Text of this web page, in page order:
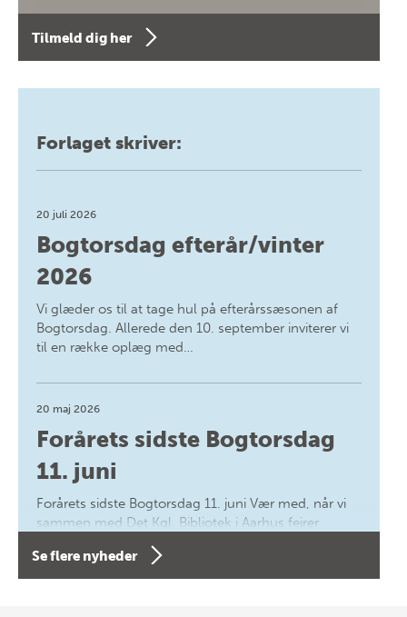
Tilmeld dig her
Forlaget skriver:
20 juli 2026
Bogtorsdag efterår/vinter
2026
Vi glæder os til at tage hul på efterårssæsonen af
Bogtorsdag. Allerede den 10. september inviterer vi
til en række oplæg med…
20 maj 2026
Forårets sidste Bogtorsdag
11. juni
Forårets sidste Bogtorsdag 11. juni Vær med, når vi
sammen med Det Kgl. Bibliotek i Aarhus fejrer
forfatterne bag vores nyes…
Se flere nyheder